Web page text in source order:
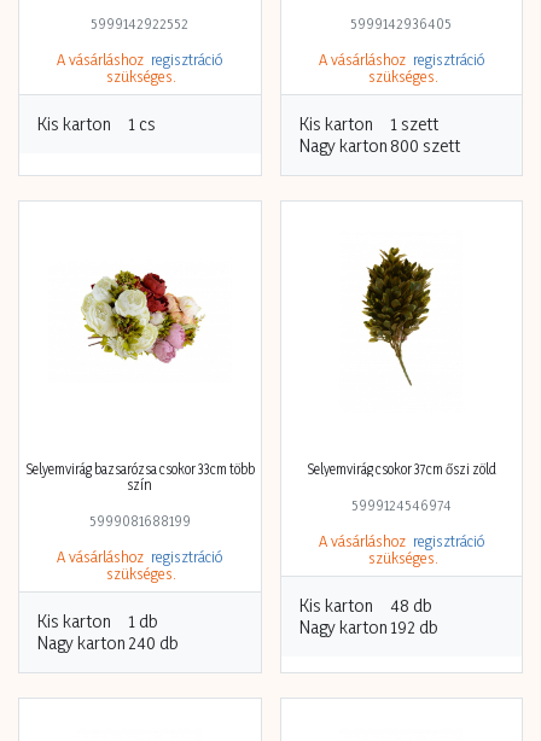
5999142922552
A vásárláshoz regisztráció
szükséges.
Kis karton 1 cs
5999142936405
A vásárláshoz regisztráció
szükséges.
Kis karton
1 szett
Nagy karton 800 szett
Selyemvirág bazsarózsa csokor 33cm több
szín
5999081688199
A vásárláshoz regisztráció
szükséges.
Kis karton
1 db
Nagy karton 240 db
Selyemvirág csokor 37cm őszi zöld
5999124546974
A vásárláshoz regisztráció
szükséges.
Kis karton
48 db
Nagy karton 192 db